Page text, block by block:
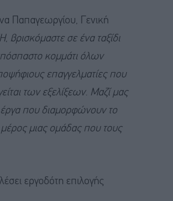
Παπαγεωργίου, Γενική
βρισκόμαστε σε ένα ταξίδι
κομμάτι όλων
επαγγελματίες που
των εξελίξεων. Μαζί μας
που διαμορφώνουν το
μιας ομάδας που τους
εργοδότη επιλογής